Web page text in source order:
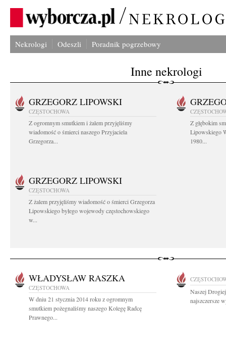
Nekrologi Odeszli Poradnik pogrzebowy
Inne nekrologi
GRZEGORZ LIPOWSKI
CZĘSTOCHOWA
Z ogromnym smutkiem i żalem przyjęliśmy
wiadomość o śmierci naszego Przyjaciela
Grzegorza...
Z głębokim
Lipowskiego
1980...
GRZEGORZ LIPOWSKI
CZĘSTOCHOWA
Z żalem przyjęliśmy wiadomość o śmierci Grzegorza
Lipowskiego byłego wojewody częstochowskiego
w...
WŁADYSŁAW RASZKA
CZĘSTOCHOWA
W dniu 21 stycznia 2014 roku z ogromnym
smutkiem pożegnaliśmy naszego Kolegę Radcę
Prawnego...
Naszej
najszczersze